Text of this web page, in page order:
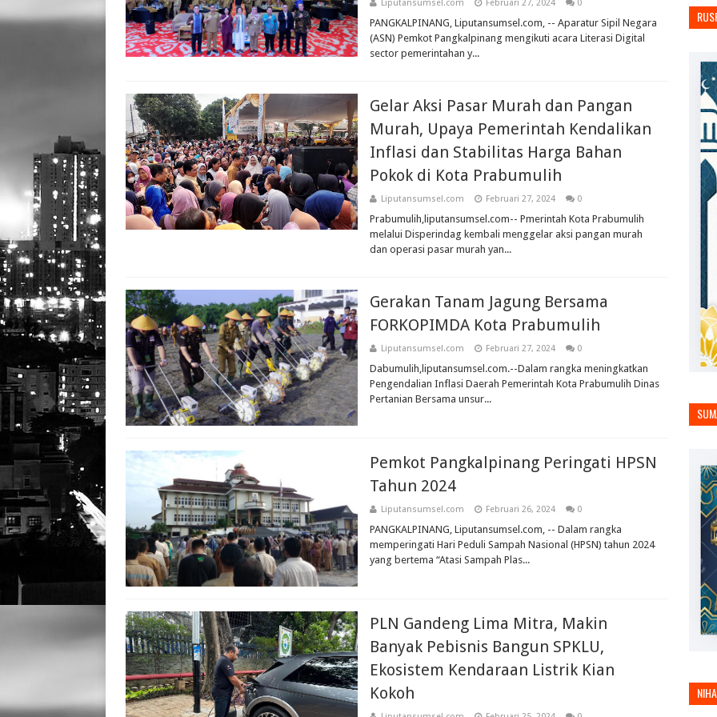
Liputansumsel.com Februari 27, 2024 0
PANGKALPINANG, Liputansumsel.com, -- Aparatur Sipil Negara
(ASN) Pemkot Pangkalpinang mengikuti acara Literasi Digital
sector pemerintahan y...
Gelar Aksi Pasar Murah dan Pangan
Murah, Upaya Pemerintah Kendalikan
Inflasi dan Stabilitas Harga Bahan
Pokok di Kota Prabumulih
Liputansumsel.com Februari 27, 2024 0
Prabumulih,liputansumsel.com-- Pmerintah Kota Prabumulih
melalui Disperindag kembali menggelar aksi pangan murah
dan operasi pasar murah yan...
Gerakan Tanam Jagung Bersama
FORKOPIMDA Kota Prabumulih
Liputansumsel.com Februari 27, 2024 0
Dabumulih,liputansumsel.com.--Dalam rangka meningkatkan
Pengendalian Inflasi Daerah Pemerintah Kota Prabumulih Dinas
Pertanian Bersama unsur...
Pemkot Pangkalpinang Peringati HPSN
Tahun 2024
Liputansumsel.com Februari 26, 2024 0
PANGKALPINANG, Liputansumsel.com, -- Dalam rangka
memperingati Hari Peduli Sampah Nasional (HPSN) tahun 2024
yang bertema “Atasi Sampah Plas...
PLN Gandeng Lima Mitra, Makin
Banyak Pebisnis Bangun SPKLU,
Ekosistem Kendaraan Listrik Kian
Kokoh